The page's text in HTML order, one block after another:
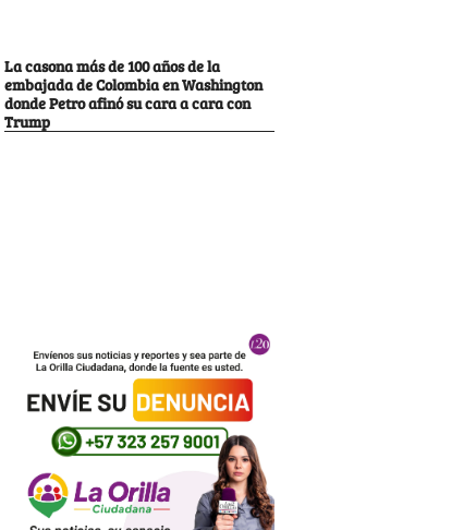
La casona más de 100 años de la
embajada de Colombia en Washington
donde Petro afinó su cara a cara con
Trump